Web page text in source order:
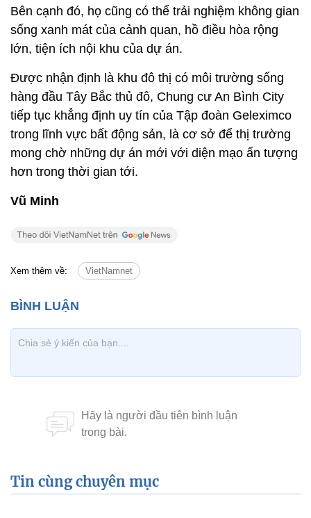
Bên cạnh đó, họ cũng có thể trải nghiệm không gian
sống xanh mát của cảnh quan, hồ điều hòa rộng
lớn, tiện ích nội khu của dự án.
Được nhận định là khu đô thị có môi trường sống
hàng đầu Tây Bắc thủ đô, Chung cư An Bình City
tiếp tục khẳng định uy tín của Tập đoàn Geleximco
trong lĩnh vực bất động sản, là cơ sở để thị trường
mong chờ những dự án mới với diện mạo ấn tượng
hơn trong thời gian tới.
Vũ Minh
Xem thêm về: VietNamnet
Tin cùng chuyên mục